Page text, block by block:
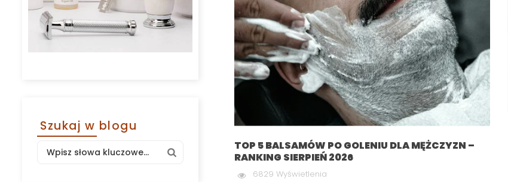
Szukaj w blogu
TOP 5 BALSAMÓW PO GOLENIU DLA MĘŻCZYZN –
RANKING SIERPIEŃ 2026
6829 Wyświetlenia